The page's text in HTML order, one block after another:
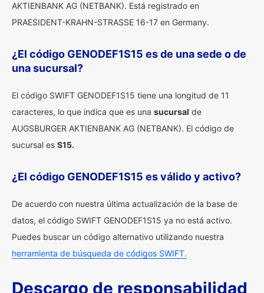
AKTIENBANK AG (NETBANK). Está registrado en
PRAESIDENT-KRAHN-STRASSE 16-17 en Germany.
¿El código GENODEF1S15 es de una sede o de
una sucursal?
El código SWIFT GENODEF1S15 tiene una longitud de 11
caracteres, lo que indica que es una sucursal de
AUGSBURGER AKTIENBANK AG (NETBANK). El código de
sucursal es S15.
¿El código GENODEF1S15 es válido y activo?
De acuerdo con nuestra última actualización de la base de
datos, el código SWIFT GENODEF1S15 ya no está activo.
Puedes buscar un código alternativo utilizando nuestra
herramienta de búsqueda de códigos SWIFT.
Descargo de responsabilidad